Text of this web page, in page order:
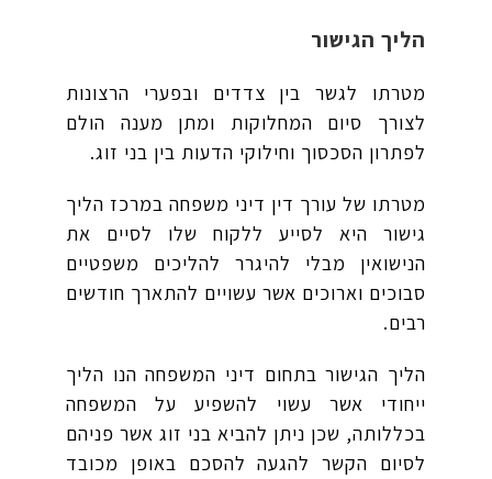
הליך הגישור
מטרתו לגשר בין צדדים ובפערי הרצונות
לצורך סיום המחלוקות ומתן מענה הולם
לפתרון הסכסוך וחילוקי הדעות בין בני זוג.
מטרתו של עורך דין דיני משפחה במרכז הליך
גישור היא לסייע ללקוח שלו לסיים את
הנישואין מבלי להיגרר להליכים משפטיים
סבוכים וארוכים אשר עשויים להתארך חודשים
רבים.
הליך הגישור בתחום דיני המשפחה הנו הליך
ייחודי אשר עשוי להשפיע על המשפחה
בכללותה, שכן ניתן להביא בני זוג אשר פניהם
לסיום הקשר להגעה להסכם באופן מכובד